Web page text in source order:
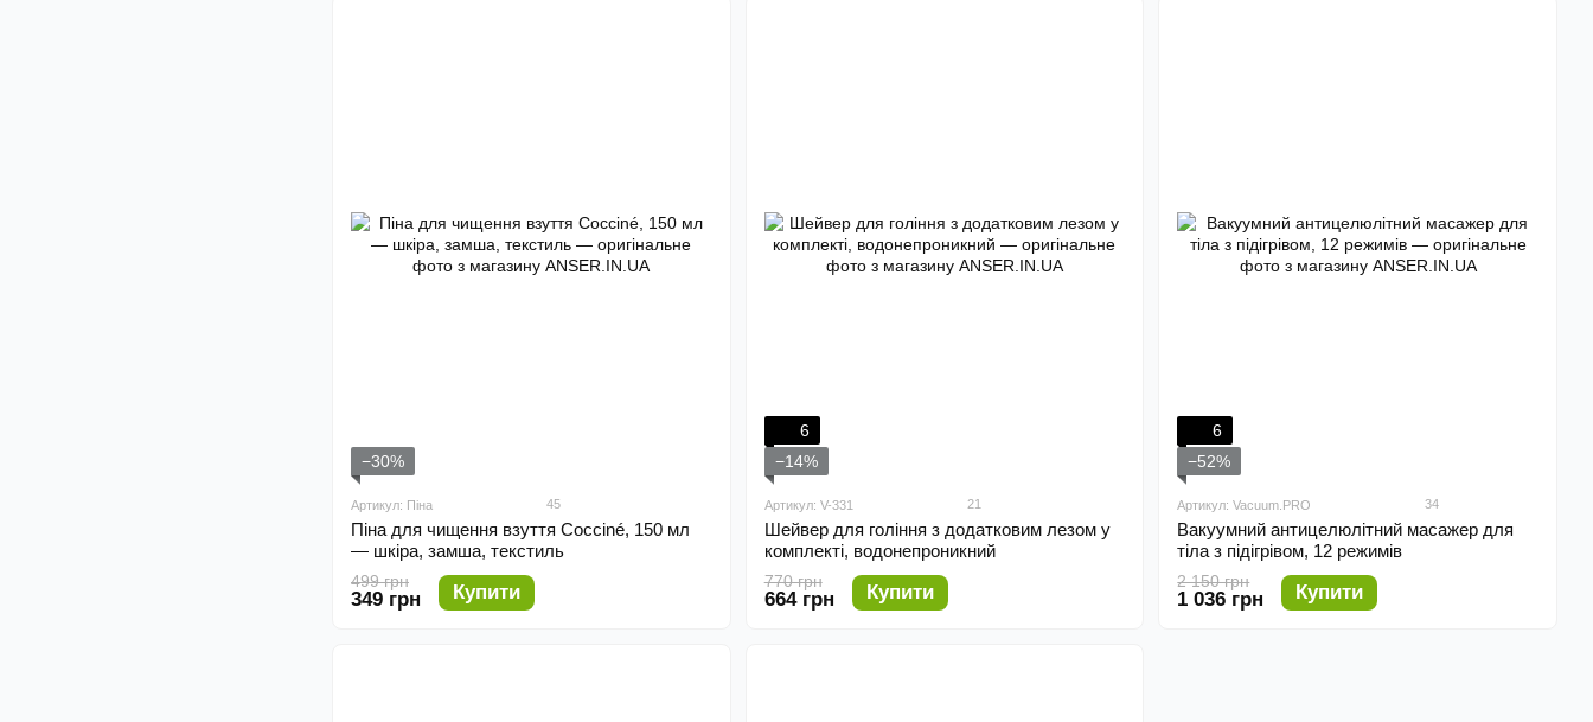
−30%
Артикул: Піна 45
Піна для чищення взуття Cocciné, 150 мл
— шкіра, замша, текстиль
499 грн
349 грн Купити
6
−14%
Артикул: V-331 21
Шейвер для гоління з додатковим лезом у
комплекті, водонепроникний
770 грн
664 грн Купити
6
−52%
Артикул: Vacuum.PRO 34
Вакуумний антицелюлітний масажер для
тіла з підігрівом, 12 режимів
2 150 грн
1 036 грн Купити